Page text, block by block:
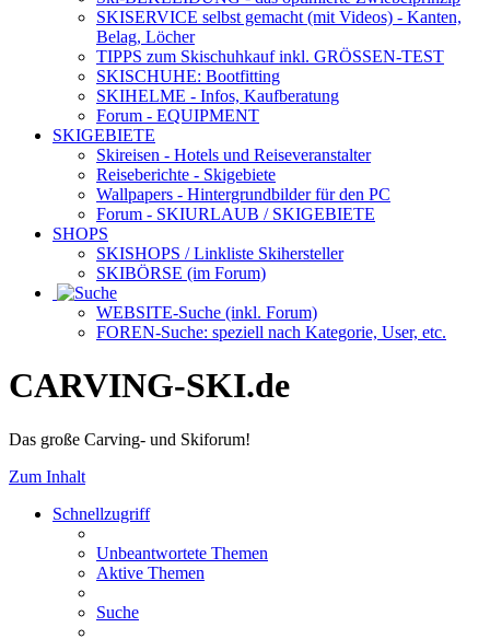
SKISERVICE selbst gemacht (mit Videos) - Kanten,
Belag, Löcher
TIPPS zum Skischuhkaufinkl. GRÖSSEN-TEST
SKISCHUHE: Bootfitting
SKIHELME - Infos, Kaufberatung
Forum - EQUIPMENT
SKIGEBIETE
Skireisen - Hotels und Reiseveranstalter
Reiseberichte - Skigebiete
Wallpapers - Hintergrundbilder für den PC
Forum - SKIURLAUB / SKIGEBIETE
SHOPS
SKISHOPS / Linkliste Skihersteller
SKIBÖRSE (im Forum)
WEBSITE-Suche (inkl. Forum)
FOREN-Suche: speziell nach Kategorie, User, etc.
CARVING-SKI.de
Das große Carving- und Skiforum!
Zum Inhalt
Schnellzugriff
Unbeantwortete Themen
Aktive Themen
Suche